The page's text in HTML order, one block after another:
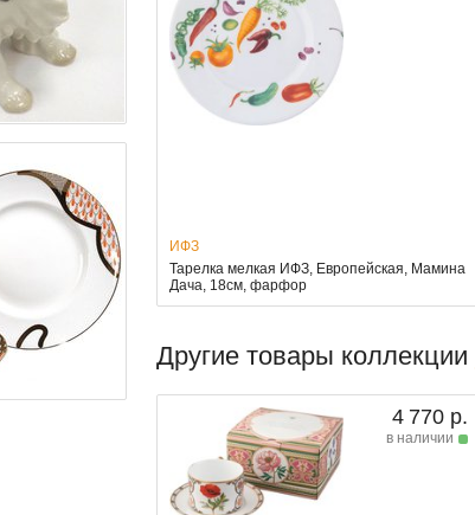
ИФЗ
Тарелка мелкая ИФЗ, Европейская, Мамина
Дача, 18см, фарфор
Другие товары коллекции
4 770 р.
в наличии